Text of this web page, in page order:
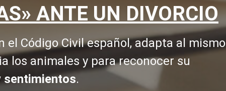
ANTE UN DIVORCIO
Código Civil español, adapta al mismo
los animales y para reconocer su
sentimientos.